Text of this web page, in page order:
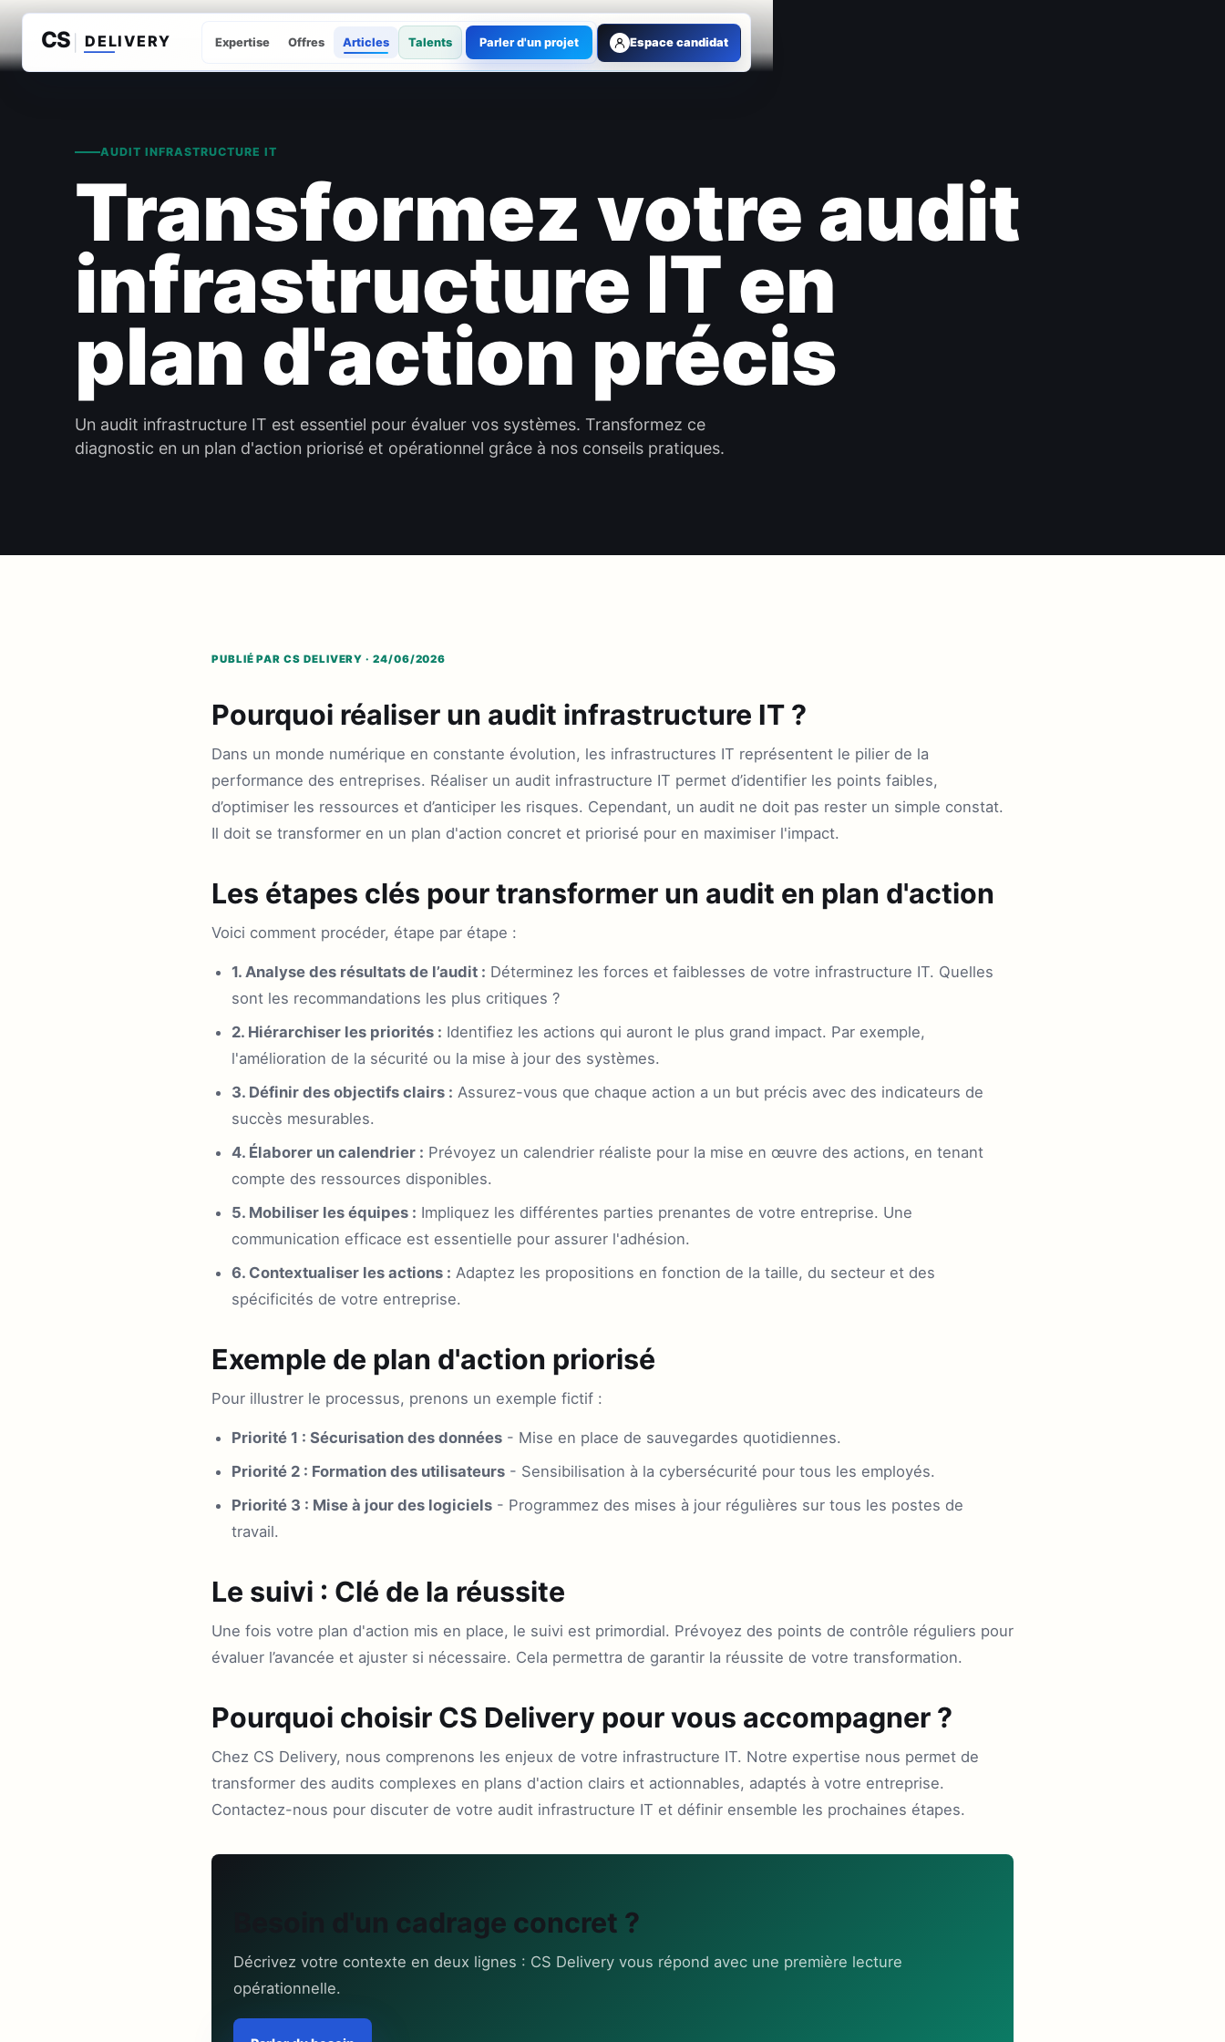
Expertise Offres Articles Talents Parler d'un projet Espace candidat
AUDIT INFRASTRUCTURE IT
Transformez votre audit
infrastructure IT en
plan d'action précis
Un audit infrastructure IT est essentiel pour évaluer vos systèmes. Transformez ce
diagnostic en un plan d'action priorisé et opérationnel grâce à nos conseils pratiques.
PUBLIÉ PAR CS DELIVERY · 24/06/2026
Pourquoi réaliser un audit infrastructure IT ?
Dans un monde numérique en constante évolution, les infrastructures IT représentent le pilier de la
performance des entreprises. Réaliser un audit infrastructure IT permet d’identifier les points faibles,
d’optimiser les ressources et d’anticiper les risques. Cependant, un audit ne doit pas rester un simple constat.
Il doit se transformer en un plan d'action concret et priorisé pour en maximiser l'impact.
Les étapes clés pour transformer un audit en plan d'action
Voici comment procéder, étape par étape :
1. Analyse des résultats de l’audit : Déterminez les forces et faiblesses de votre infrastructure IT. Quelles
sont les recommandations les plus critiques ?
2. Hiérarchiser les priorités : Identifiez les actions qui auront le plus grand impact. Par exemple,
l'amélioration de la sécurité ou la mise à jour des systèmes.
3. Définir des objectifs clairs : Assurez-vous que chaque action a un but précis avec des indicateurs de
succès mesurables.
4. Élaborer un calendrier : Prévoyez un calendrier réaliste pour la mise en œuvre des actions, en tenant
compte des ressources disponibles.
5. Mobiliser les équipes : Impliquez les différentes parties prenantes de votre entreprise. Une
communication efficace est essentielle pour assurer l'adhésion.
6. Contextualiser les actions : Adaptez les propositions en fonction de la taille, du secteur et des
spécificités de votre entreprise.
Exemple de plan d'action priorisé
Pour illustrer le processus, prenons un exemple fictif :
Priorité 1 : Sécurisation des données - Mise en place de sauvegardes quotidiennes.
Priorité 2 : Formation des utilisateurs - Sensibilisation à la cybersécurité pour tous les employés.
Priorité 3 : Mise à jour des logiciels - Programmez des mises à jour régulières sur tous les postes de
travail.
Le suivi : Clé de la réussite
Une fois votre plan d'action mis en place, le suivi est primordial. Prévoyez des points de contrôle réguliers pour
évaluer l’avancée et ajuster si nécessaire. Cela permettra de garantir la réussite de votre transformation.
Pourquoi choisir CS Delivery pour vous accompagner ?
Chez CS Delivery, nous comprenons les enjeux de votre infrastructure IT. Notre expertise nous permet de
transformer des audits complexes en plans d'action clairs et actionnables, adaptés à votre entreprise.
Contactez-nous pour discuter de votre audit infrastructure IT et définir ensemble les prochaines étapes.
Besoin d'un cadrage concret ?
Décrivez votre contexte en deux lignes : CS Delivery vous répond avec une première lecture
opérationnelle.